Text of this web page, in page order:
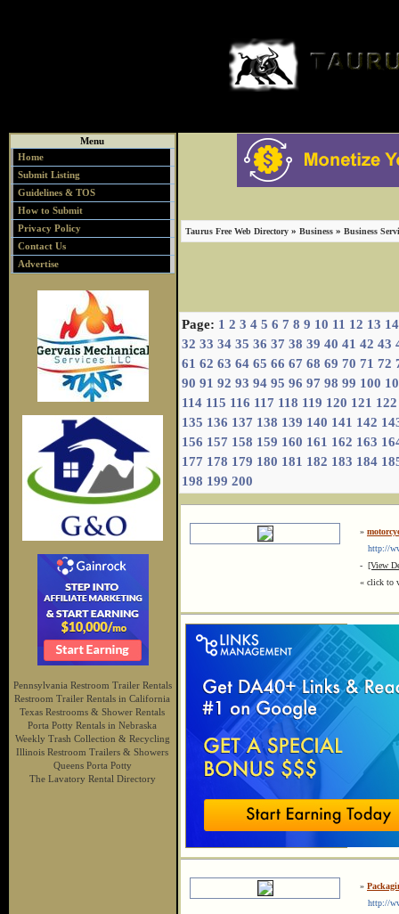
Menu
Home
Submit Listing
Guidelines & TOS
How to Submit
Privacy Policy
Contact Us
Advertise
Pennsylvania Restroom Trailer Rentals
Restroom Trailer Rentals in California
Texas Restrooms & Shower Rentals
Porta Potty Rentals in Nebraska
Weekly Trash Collection & Recycling
Illinois Restroom Trailers & Showers
Queens Porta Potty
The Lavatory Rental Directory
Taurus Free Web Directory » Business » Business
Page: 1 2 3 4 5 6 7 8 9 10 11 12 13 14
32 33 34 35 36 37 38 39 40 41 42 43
61 62 63 64 65 66 67 68 69 70 71 72
90 91 92 93 94 95 96 97 98 99 100
114 115 116 117 118 119 120 121 122
135 136 137 138 139 140 141 142
156 157 158 159 160 161 162 163
177 178 179 180 181 182 183 184
198 199 200
»
http://
- [View
« click to
»
http://